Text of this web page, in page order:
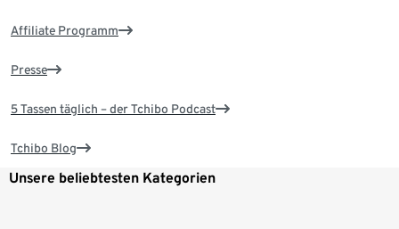
Affiliate Programm
Presse
5 Tassen täglich – der Tchibo Podcast
Tchibo Blog
Unsere beliebtesten Kategorien